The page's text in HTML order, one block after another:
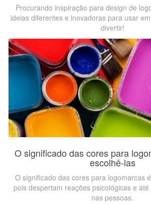
Procurando inspiração para design de
ideias diferentes e inovadoras para usar
divertir!
O significado das cores para
escolhê-las
O significado das cores para logomarcas
pois despertam reações psicológicas e
nas pessoas.